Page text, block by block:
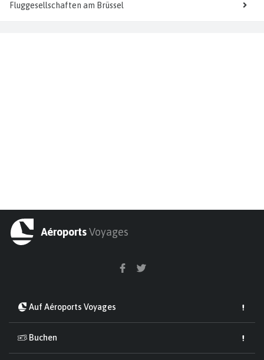
Fluggesellschaften am Brüssel
AéroportsVoyages
Auf Aéroports Voyages
Buchen